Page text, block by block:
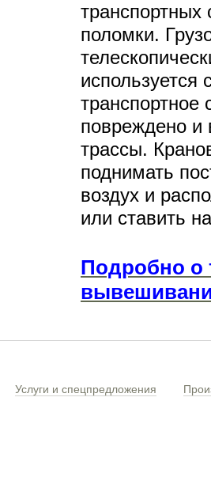
транспортных
поломки.
используется
транспортное
повреждено
трассы.
поднимать
воздух и
или ставить
Подробно о
Услуги и спецпредложения